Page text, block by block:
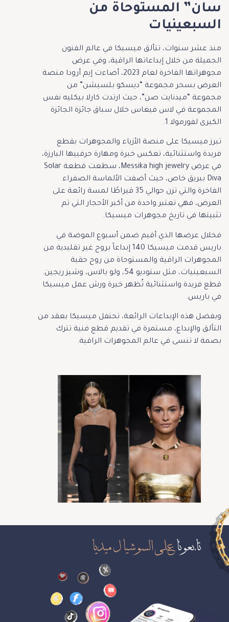
سان” المستوحاة من
السبعينيات
منذ عشر سنوات، تتألق ميسيكا في عالم الفنون
الجميلة من خلال إبداعاتها الراقية، وفي عرض
مجوهراتها الفاخرة لعام 2023، أضاءت إيم أرودا منصة
العرض بسحر مجموعة “ديسكو بلسيشن” من
مجموعة “ميدنايت صن”، حيث ارتدت كارلا بيكليه نفس
المجموعة في لاس فيغاس خلال سباق جائزة الجائزة
الكبرى لفورمولا 1.
تبرز ميسيكا على منصة الأزياء والمجوهرات بقطع
فريدة واستثنائية، تعكس خبرة ومهارة حرفييها البارزة،
في عرض Messika high jewelry، سطعت قطعة Solar
Diva ببريق خاص، حيث أضفت الألماسة الصفراء
الفاخرة والتي تزن حوالي 35 قيراطًا لمسة رائعة على
العرض، فهي تعتبر واحدة من أكبر الأحجار التي تم
تثبيتها في تاريخ مجوهرات ميسيكا.
فخلال عرضها الذي أقيم ضمن أسبوع الموضة في
باريس قدمت ميسيكا 140 إبداعاً بروح غير تقليدية من
المجوهرات الراقية والمستوحاة من روح حقبة
السبعينيات، مثل ستوديو 54، ولو بالاس، وشيز ريجين.
قطع فريدة واستثنائية تُظهر خبرة ورش عمل ميسيكا
في باريس.
وبفضل هذه الإبداعات الرائعة، تحتفل ميسيكا بعقد من
التألق والإبداع، مستمرة في تقديم قطع فنية تترك
بصمة لا تنسى في عالم المجوهرات الراقية.
تابعوناعلى السوشيال ميديا